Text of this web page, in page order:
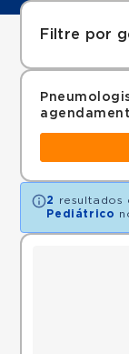
Filtre por
2 resultados
Pediátrico